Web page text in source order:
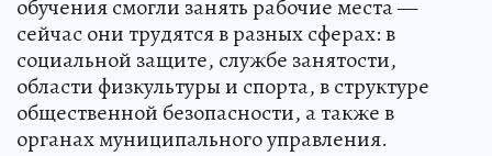
обучения смогли занять рабочие места —
сейчас они трудятся в разных сферах: в
социальной защите, службе занятости,
области физкультуры и спорта, в структуре
общественной безопасности, а также в
органах муниципального управления.